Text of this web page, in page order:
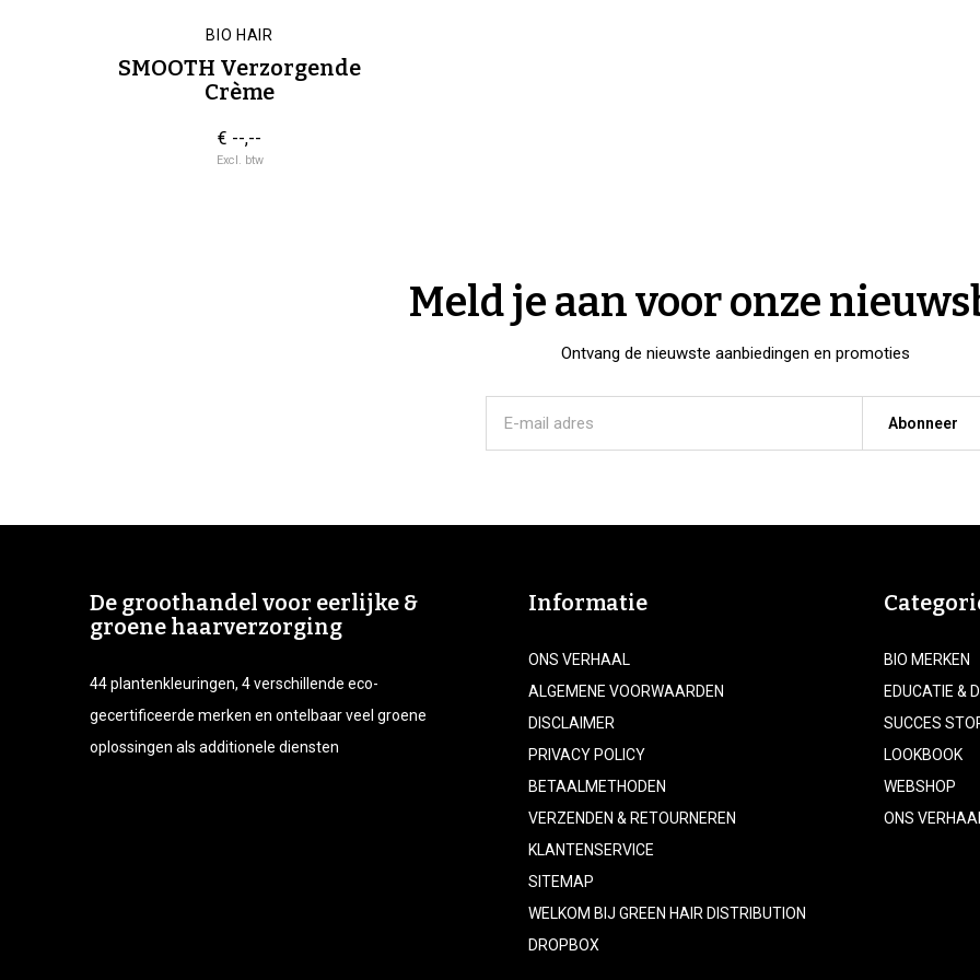
BIO HAIR
SMOOTH Verzorgende
Crème
€ --,--
Excl. btw
Meld je aan voor onze
Ontvang de nieuwste aanbiedingen en promoties
Abonneer
De groothandel voor eerlijke &
groene haarverzorging
44 plantenkleuringen, 4 verschillende eco-
gecertificeerde merken en ontelbaar veel groene
oplossingen als additionele diensten
Informatie
ONS VERHAAL
ALGEMENE VOORWAARDEN
DISCLAIMER
PRIVACY POLICY
BETAALMETHODEN
VERZENDEN & RETOURNEREN
KLANTENSERVICE
SITEMAP
WELKOM BIJ GREEN HAIR DISTRIBUTION
DROPBOX
BIO MERKEN
EDUCATIE &
SUCCES
LOOKBOOK
WEBSHOP
ONS